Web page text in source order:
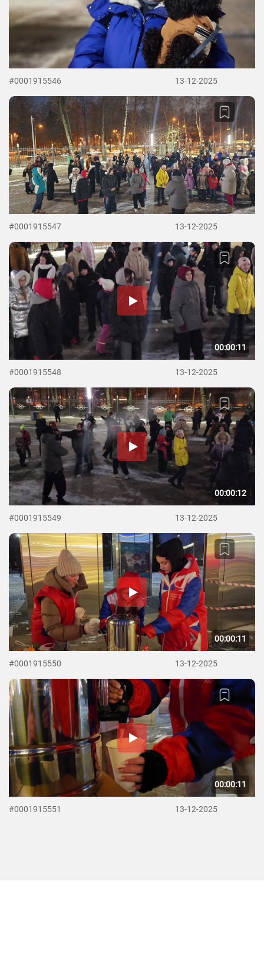
#0001915546 13-12-2025
#0001915547 13-12-2025
00:00:11
#0001915548 13-12-2025
00:00:12
#0001915549 13-12-2025
00:00:11
#0001915550 13-12-2025
00:00:11
#0001915551 13-12-2025